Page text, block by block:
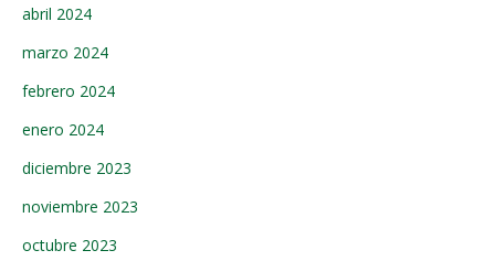
abril 2024
marzo 2024
febrero 2024
enero 2024
diciembre 2023
noviembre 2023
octubre 2023